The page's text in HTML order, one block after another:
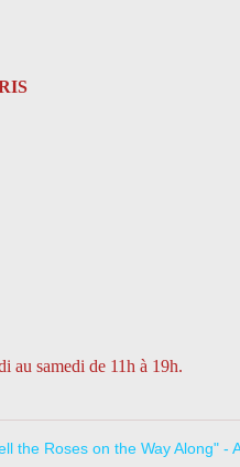
au samedi de 11h à 19h.